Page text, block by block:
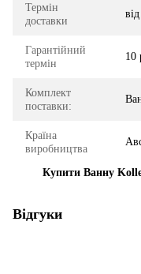
Термін
доставки
Гарантійний
термін
10
Комплект
поставки:
Країна
виробництва
Купити Ванну
Відгуки